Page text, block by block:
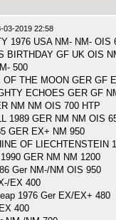
03-2019 22:58
1976 USA NM- NM- OIS
BIRTHDAY GF UK OIS
500
THE MOON GER GF
ECHOES GER GF
NM NM OIS 700 HTP
1989 GER NM NM OIS
GER EX+ NM 950
OF LIECHTENSTEIN
GER NM NM 1200
Ger NM-/NM OIS 950
EX 400
1976 Ger EX/EX+ 480
400